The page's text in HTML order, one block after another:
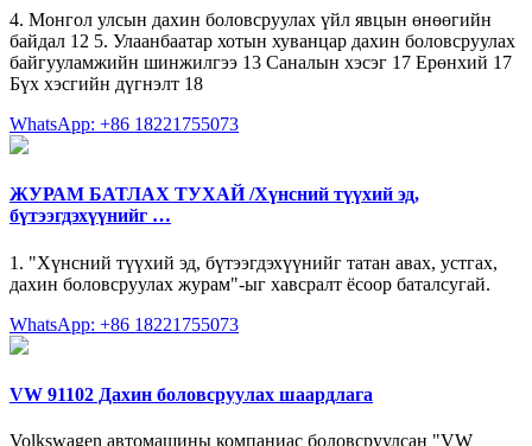
4. Монгол улсын дахин боловсруулах үйл явцын өнөөгийн
байдал 12 5. Улаанбаатар хотын хуванцар дахин боловсруулах
байгууламжийн шинжилгээ 13 Саналын хэсэг 17 Ерөнхий 17
Бүх хэсгийн дүгнэлт 18
WhatsApp: +86 18221755073
ЖУРАМ БАТЛАХ ТУХАЙ /Хүнсний түүхий эд,
бүтээгдэхүүнийг …
1. "Хүнсний түүхий эд, бүтээгдэхүүнийг татан авах, устгах,
дахин боловсруулах журам"-ыг хавсралт ёсоор баталсугай.
WhatsApp: +86 18221755073
VW 91102 Дахин боловсруулах шаардлага
Volkswagen автомашины компаниас боловсруулсан "VW